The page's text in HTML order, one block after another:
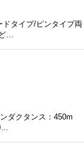
タイプ/ピンタイプ両
…
ダクタンス：450m